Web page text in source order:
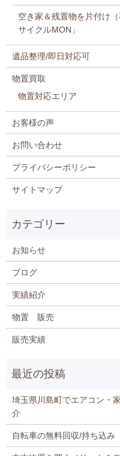
空き家＆残置物を片付け
サイクルMON」
遺品整理/即日対応可
物置買取
物置対応エリア
お客様の声
お問い合わせ
プライバシーポリシー
サイトマップ
お知らせ
ブログ
実績紹介
物置 販売
販売実績
埼玉県川島町でエアコン・
介
自転車の無料回収/持ち込み